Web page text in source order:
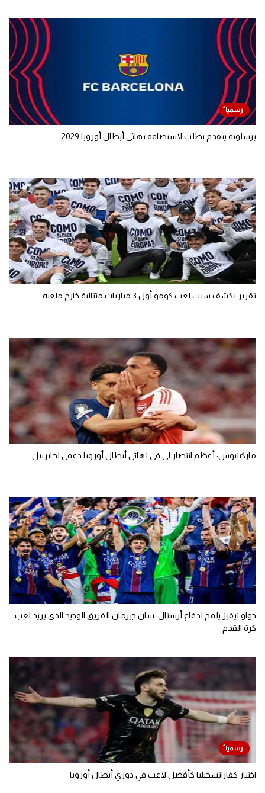
برشلونة يتقدم بطلب لاستضافة نهائي أبطال أوروبا 2029
تقرير يكشف سبب لعب كومو أول 3 مباريات متتالية خارج ملعبه
ماركينيوس: أعظم انتصار لي في نهائي أبطال أوروبا دعمي لجابرييل
جواو نيفيز يلمح لدفاع أرسنال: سان جيرمان الفريق الوحيد الذي يريد لعب
كرة القدم
اختيار كفاراتسخيليا كأفضل لاعب في دوري أبطال أوروبا